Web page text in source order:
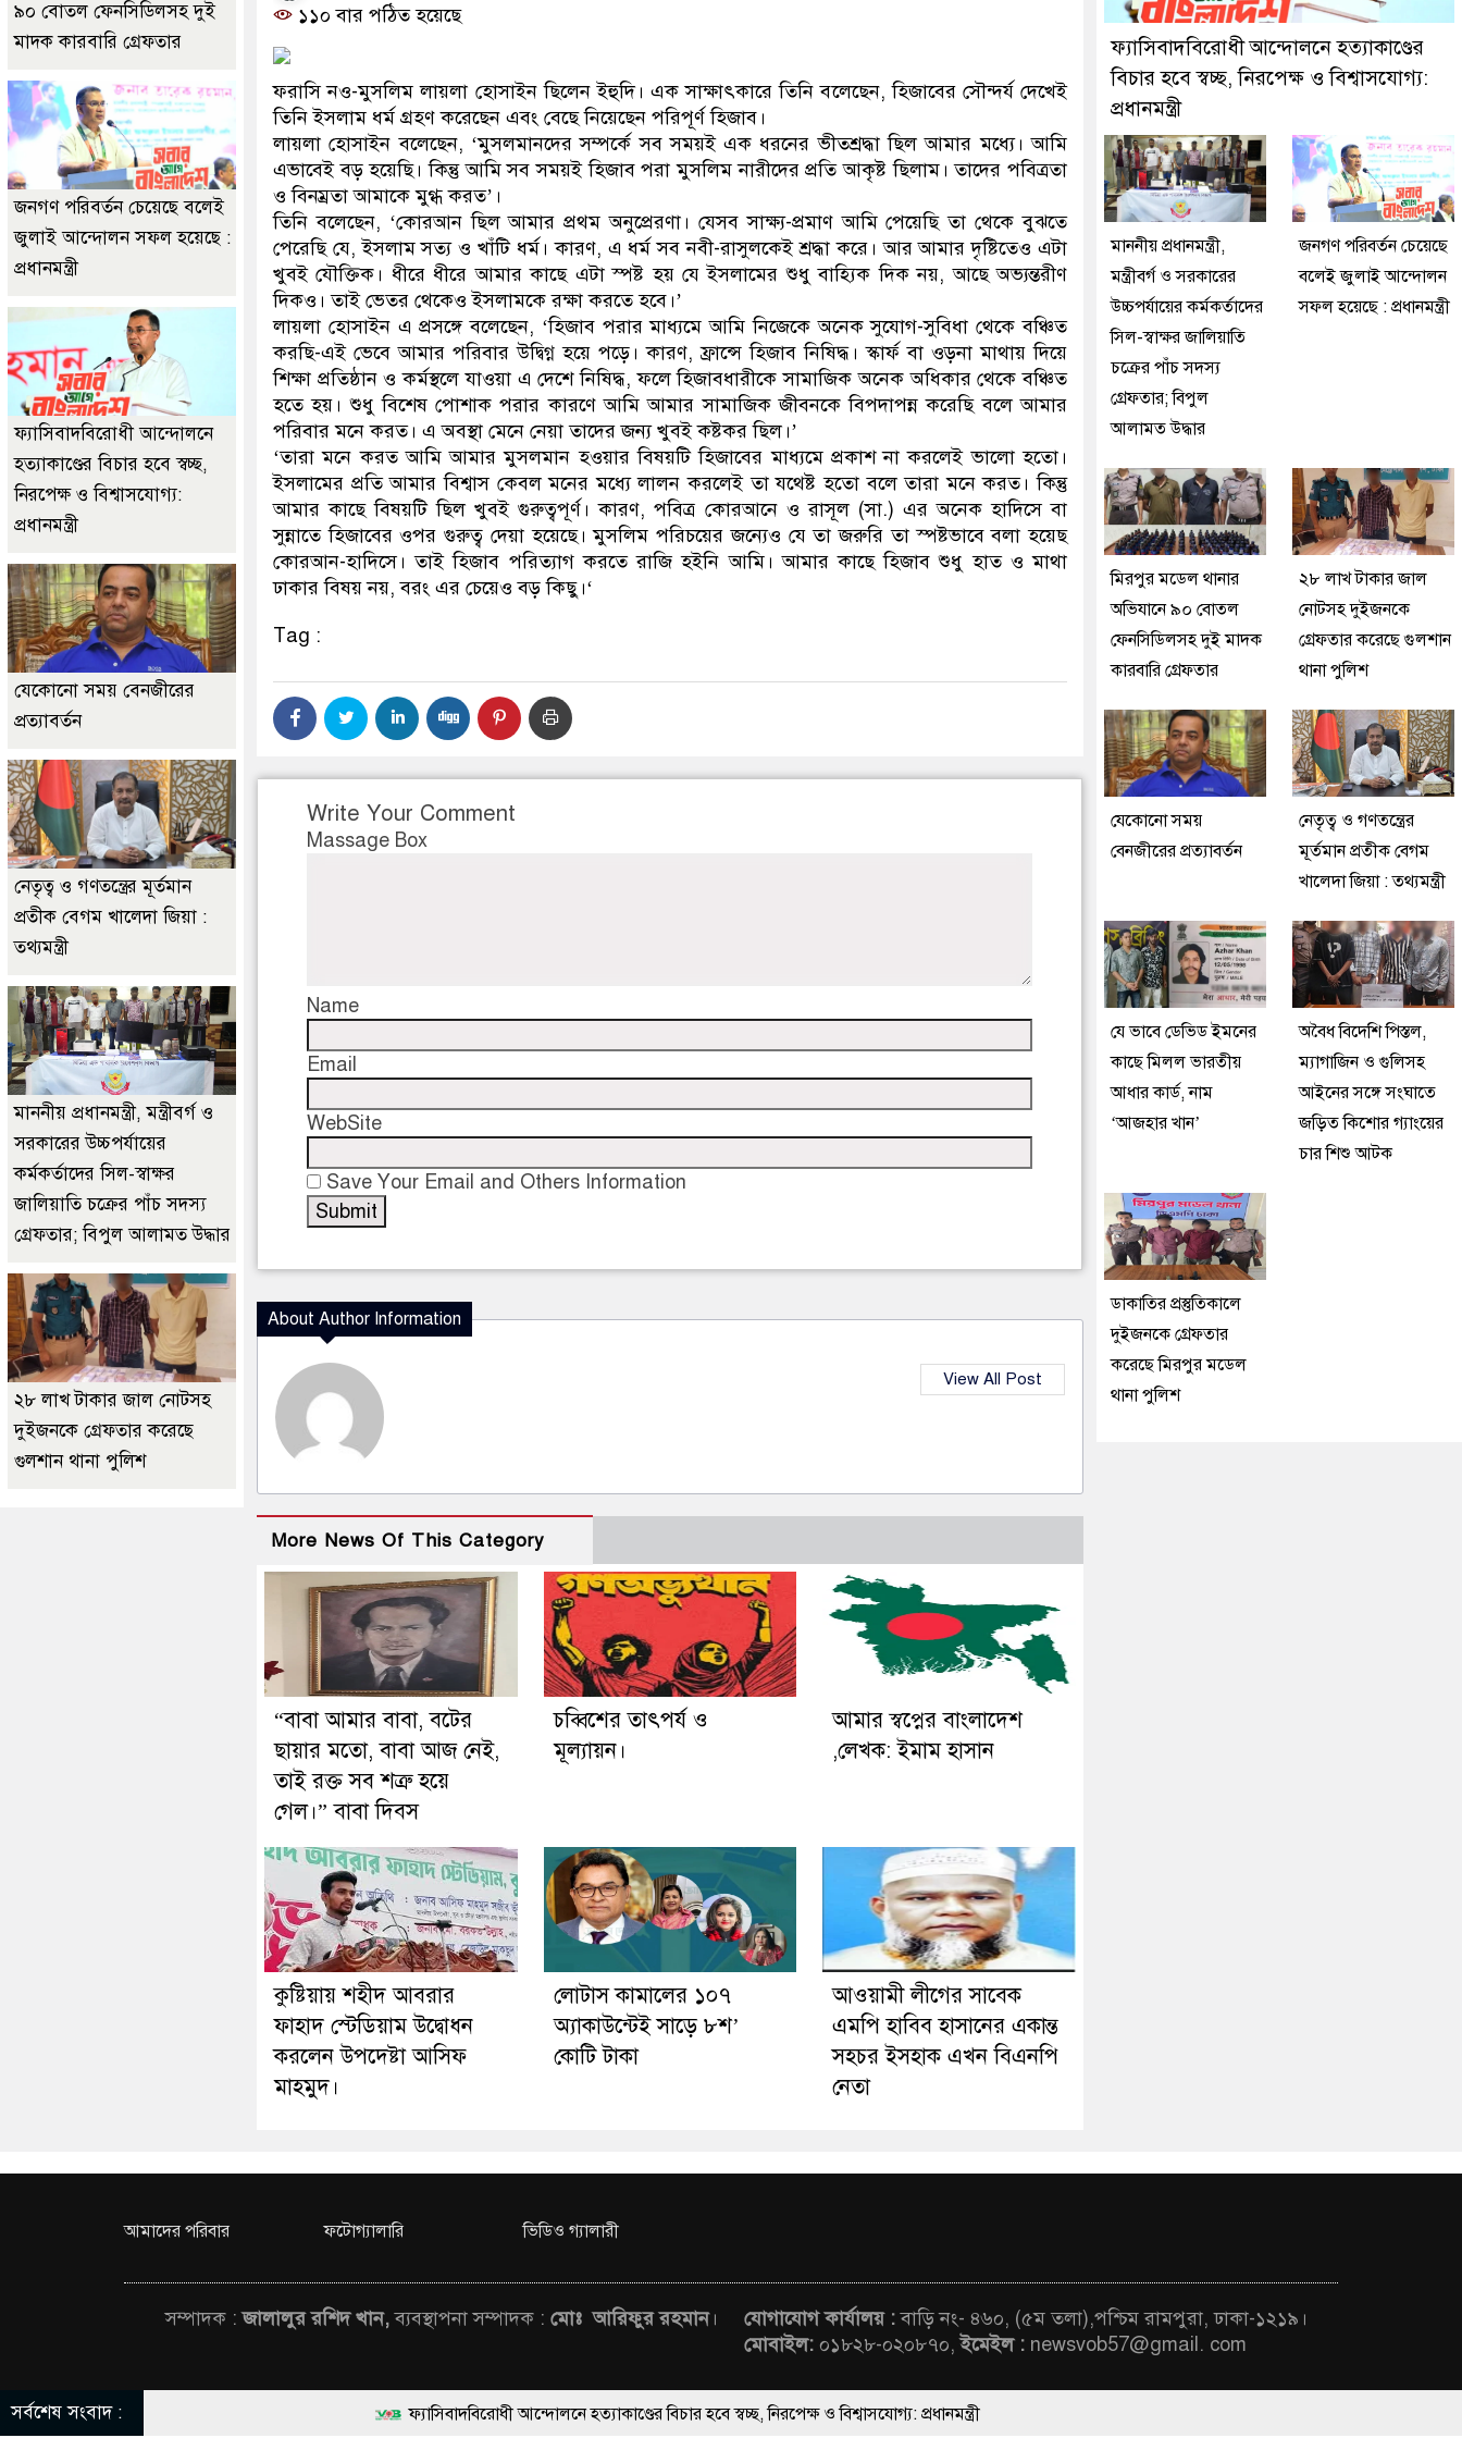
ডাকাতির প্রস্তুতিকালে দুইজনকে গ্রেফতার করেছে মিরপুর মডেল থানা পুলিশ
১১০ বার পঠিত হয়েছে
ফরাসি নও-মুসলিম লায়লা হোসাইন ছিলেন ইহুদি। এক সাক্ষাৎকারে তিনি বলেছেন, হিজাবের সৌন্দর্য দেখেই
তিনি ইসলাম ধর্ম গ্রহণ করেছেন এবং বেছে নিয়েছেন পরিপূর্ণ হিজাব।
লায়লা হোসাইন বলেছেন, ‘মুসলমানদের সম্পর্কে সব সময়ই এক ধরনের ভীতশ্রদ্ধা ছিল আমার মধ্যে। আমি
এভাবেই বড় হয়েছি। কিন্তু আমি সব সময়ই হিজাব পরা মুসলিম নারীদের প্রতি আকৃষ্ট ছিলাম। তাদের পবিত্রতা
ও বিনম্রতা আমাকে মুগ্ধ করত’।
তিনি বলেছেন, ‘কোরআন ছিল আমার প্রথম অনুপ্রেরণা। যেসব সাক্ষ্য-প্রমাণ আমি পেয়েছি তা থেকে বুঝতে
পেরেছি যে, ইসলাম সত্য ও খাঁটি ধর্ম। কারণ, এ ধর্ম সব নবী-রাসুলকেই শ্রদ্ধা করে। আর আমার দৃষ্টিতেও এটা
খুবই যৌক্তিক। ধীরে ধীরে আমার কাছে এটা স্পষ্ট হয় যে ইসলামের শুধু বাহ্যিক দিক নয়, আছে অভ্যন্তরীণ
দিকও। তাই ভেতর থেকেও ইসলামকে রক্ষা করতে হবে।’
লায়লা হোসাইন এ প্রসঙ্গে বলেছেন, ‘হিজাব পরার মাধ্যমে আমি নিজেকে অনেক সুযোগ-সুবিধা থেকে বঞ্চিত
করছি-এই ভেবে আমার পরিবার উদ্বিগ্ন হয়ে পড়ে। কারণ, ফ্রান্সে হিজাব নিষিদ্ধ। স্কার্ফ বা ওড়না মাথায় দিয়ে
শিক্ষা প্রতিষ্ঠান ও কর্মস্থলে যাওয়া এ দেশে নিষিদ্ধ, ফলে হিজাবধারীকে সামাজিক অনেক অধিকার থেকে বঞ্চিত
হতে হয়। শুধু বিশেষ পোশাক পরার কারণে আমি আমার সামাজিক জীবনকে বিপদাপন্ন করেছি বলে আমার
পরিবার মনে করত। এ অবস্থা মেনে নেয়া তাদের জন্য খুবই কষ্টকর ছিল।’
‘তারা মনে করত আমি আমার মুসলমান হওয়ার বিষয়টি হিজাবের মাধ্যমে প্রকাশ না করলেই ভালো হতো।
ইসলামের প্রতি আমার বিশ্বাস কেবল মনের মধ্যে লালন করলেই তা যথেষ্ট হতো বলে তারা মনে করত। কিন্তু
আমার কাছে বিষয়টি ছিল খুবই গুরুত্বপূর্ণ। কারণ, পবিত্র কোরআনে ও রাসূল (সা.) এর অনেক হাদিসে বা
সুন্নাতে হিজাবের ওপর গুরুত্ব দেয়া হয়েছে। মুসলিম পরিচয়ের জন্যেও যে তা জরুরি তা স্পষ্টভাবে বলা হয়েছ
কোরআন-হাদিসে। তাই হিজাব পরিত্যাগ করতে রাজি হইনি আমি। আমার কাছে হিজাব শুধু হাত ও মাথা
ঢাকার বিষয় নয়, বরং এর চেয়েও বড় কিছু।‘
Tag :
Write Your Comment
Massage Box
Name
Email
WebSite
Save Your Email and Others Information
About Author Information
View All Post
More News Of This Category
“বাবা আমার বাবা, বটের
ছায়ার মতো, বাবা আজ নেই,
তাই রক্ত সব শত্রু হয়ে
গেল।” বাবা দিবস
চব্বিশের তাৎপর্য ও
মূল্যায়ন।
আমার স্বপ্নের বাংলাদেশ
,লেখক: ইমাম হাসান
কুষ্টিয়ায় শহীদ আবরার
ফাহাদ স্টেডিয়াম উদ্বোধন
করলেন উপদেষ্টা আসিফ
মাহমুদ।
লোটাস কামালের ১০৭
অ্যাকাউন্টেই সাড়ে ৮শ’
কোটি টাকা
আওয়ামী লীগের সাবেক
এমপি হাবিব হাসানের একান্ত
সহচর ইসহাক এখন বিএনপি
নেতা
৯০ বোতল ফেনসিডিলসহ দুই
মাদক কারবারি গ্রেফতার
জনগণ পরিবর্তন চেয়েছে বলেই
জুলাই আন্দোলন সফল হয়েছে :
প্রধানমন্ত্রী
ফ্যাসিবাদবিরোধী আন্দোলনে
হত্যাকাণ্ডের বিচার হবে স্বচ্ছ,
নিরপেক্ষ ও বিশ্বাসযোগ্য:
প্রধানমন্ত্রী
যেকোনো সময় বেনজীরের
প্রত্যাবর্তন
নেতৃত্ব ও গণতন্ত্রের মূর্তমান
প্রতীক বেগম খালেদা জিয়া :
তথ্যমন্ত্রী
মাননীয় প্রধানমন্ত্রী, মন্ত্রীবর্গ ও
সরকারের উচ্চপর্যায়ের
কর্মকর্তাদের সিল-স্বাক্ষর
জালিয়াতি চক্রের পাঁচ সদস্য
গ্রেফতার; বিপুল আলামত উদ্ধার
২৮ লাখ টাকার জাল নোটসহ
দুইজনকে গ্রেফতার করেছে
গুলশান থানা পুলিশ
ফ্যাসিবাদবিরোধী আন্দোলনে হত্যাকাণ্ডের
বিচার হবে স্বচ্ছ, নিরপেক্ষ ও বিশ্বাসযোগ্য:
প্রধানমন্ত্রী
মাননীয় প্রধানমন্ত্রী,
মন্ত্রীবর্গ ও সরকারের
উচ্চপর্যায়ের কর্মকর্তাদের
সিল-স্বাক্ষর জালিয়াতি
চক্রের পাঁচ সদস্য
গ্রেফতার; বিপুল
আলামত উদ্ধার
জনগণ পরিবর্তন চেয়েছে
বলেই জুলাই আন্দোলন
সফল হয়েছে : প্রধানমন্ত্রী
মিরপুর মডেল থানার
অভিযানে ৯০ বোতল
ফেনসিডিলসহ দুই মাদক
কারবারি গ্রেফতার
২৮ লাখ টাকার জাল
নোটসহ দুইজনকে
গ্রেফতার করেছে গুলশান
থানা পুলিশ
যেকোনো সময়
বেনজীরের প্রত্যাবর্তন
নেতৃত্ব ও গণতন্ত্রের
মূর্তমান প্রতীক বেগম
খালেদা জিয়া : তথ্যমন্ত্রী
যে ভাবে ডেভিড ইমনের
কাছে মিলল ভারতীয়
আধার কার্ড, নাম
‘আজহার খান’
অবৈধ বিদেশি পিস্তল,
ম্যাগাজিন ও গুলিসহ
আইনের সঙ্গে সংঘাতে
জড়িত কিশোর গ্যাংয়ের
চার শিশু আটক
ডাকাতির প্রস্তুতিকালে
দুইজনকে গ্রেফতার
করেছে মিরপুর মডেল
থানা পুলিশ
আমাদের পরিবার ফটোগ্যালারি ভিডিও গ্যালারী
সম্পাদক :জালালুর রশিদ খান,ব্যবস্থাপনা সম্পাদক : মোঃ আরিফুর রহমান। যোগাযোগ কার্যালয় :বাড়ি নং- ৪৬০, (৫ম তলা),পশ্চিম রামপুরা, ঢাকা-১২১৯।
মোবাইল: ০১৮২৮-০২০৮৭০,ইমেইল : newsvob57@gmail. com
© All rights reserved © News Voice of Bangladesh | Theme Developed BYThemesBazar.Com
সর্বশেষ সংবাদ : ফ্যাসিবাদবিরোধী আন্দোলনে হত্যাকাণ্ডের বিচার হবে স্বচ্ছ, নিরপেক্ষ ও বিশ্বাসযোগ্য: প্রধানমন্ত্রী